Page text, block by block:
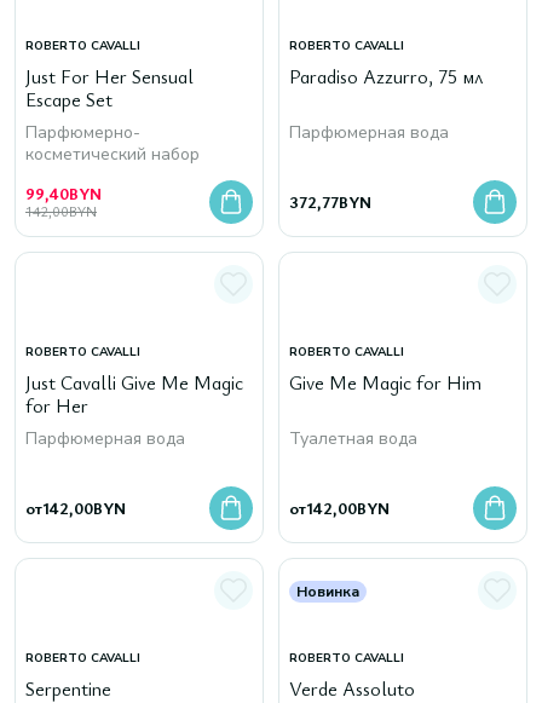
ROBERTO CAVALLI
Just For Her Sensual
Escape Set
Парфюмерно-
косметический набор
99,40BYN
142,00BYN
ROBERTO CAVALLI
Paradiso Azzurro, 75 мл
Парфюмерная вода
372,77BYN
ROBERTO CAVALLI
Just Cavalli Give Me Magic
for Her
Парфюмерная вода
от142,00BYN
ROBERTO CAVALLI
Give Me Magic for Him
Туалетная вода
от142,00BYN
ROBERTO CAVALLI
Serpentine
Новинка
ROBERTO CAVALLI
Verde Assoluto